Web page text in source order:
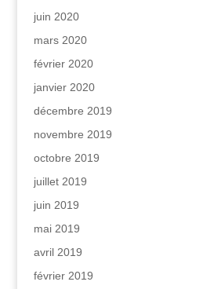
juin 2020
mars 2020
février 2020
janvier 2020
décembre 2019
novembre 2019
octobre 2019
juillet 2019
juin 2019
mai 2019
avril 2019
février 2019